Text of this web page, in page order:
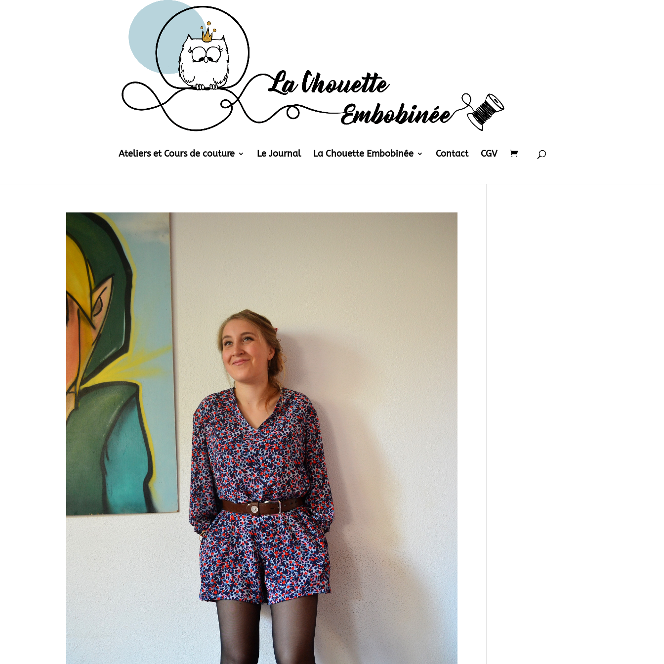
Ateliers et Cours de couture Le Journal La Chouette Embobinée Contact CGV